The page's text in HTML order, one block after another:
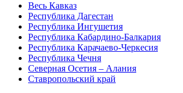
Весь Кавказ
Республика Дагестан
Республика Ингушетия
Республика Кабардино-Балкария
Республика Карачаево-Черкесия
Республика Чечня
Северная Осетия – Алания
Ставропольский край